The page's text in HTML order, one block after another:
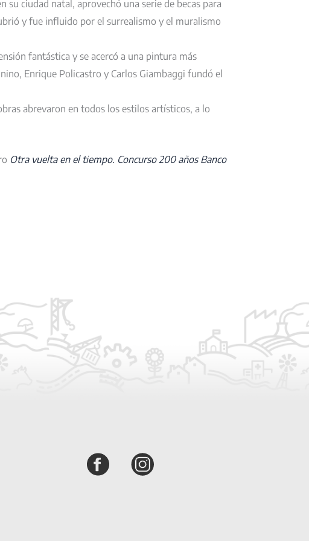
su ciudad natal, aprovechó una serie de becas para
y fue influido por el surrealismo y el muralismo
fantástica y se acercó a una pintura más
Enrique Policastro y Carlos Giambaggi fundó el
abrevaron en todos los estilos artísticos, a lo
Otra vuelta en el tiempo. Concurso 200 años Banco